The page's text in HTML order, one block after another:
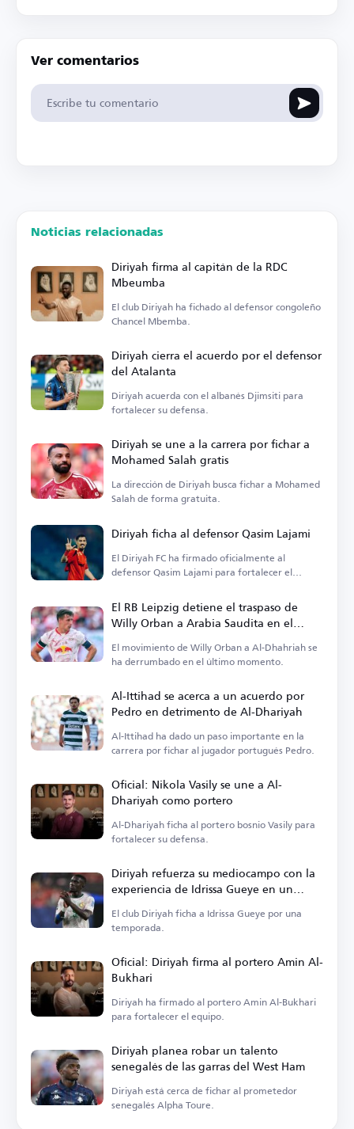
Ver comentarios
Noticias relacionadas
Diriyah firma al capitán de la RDC
Mbeumba
El club Diriyah ha fichado al defensor congoleño
Chancel Mbemba.
Diriyah cierra el acuerdo por el defensor
del Atalanta
Diriyah acuerda con el albanés Djimsiti para
fortalecer su defensa.
Diriyah se une a la carrera por fichar a
Mohamed Salah gratis
La dirección de Diriyah busca fichar a Mohamed
Salah de forma gratuita.
Diriyah ficha al defensor Qasim Lajami
El Diriyah FC ha firmado oficialmente al
defensor Qasim Lajami para fortalecer el
El RB Leipzig detiene el traspaso de
Willy Orban a Arabia Saudita en el
último minuto
El movimiento de Willy Orban a Al-Dhahriah se
ha derrumbado en el último momento.
Al-Ittihad se acerca a un acuerdo por
Pedro en detrimento de Al-Dhariyah
Al-Ittihad ha dado un paso importante en la
carrera por fichar al jugador portugués Pedro.
Oficial: Nikola Vasily se une a Al-
Dhariyah como portero
Al-Dhariyah ficha al portero bosnio Vasily para
fortalecer su defensa.
Diriyah refuerza su mediocampo con la
experiencia de Idrissa Gueye en un
traspaso gratuito
El club Diriyah ficha a Idrissa Gueye por una
temporada.
Oficial: Diriyah firma al portero Amin Al-
Bukhari
Diriyah ha firmado al portero Amin Al-Bukhari
para fortalecer el equipo.
Diriyah planea robar un talento
senegalés de las garras del West Ham
Diriyah está cerca de fichar al prometedor
senegalés Alpha Toure.